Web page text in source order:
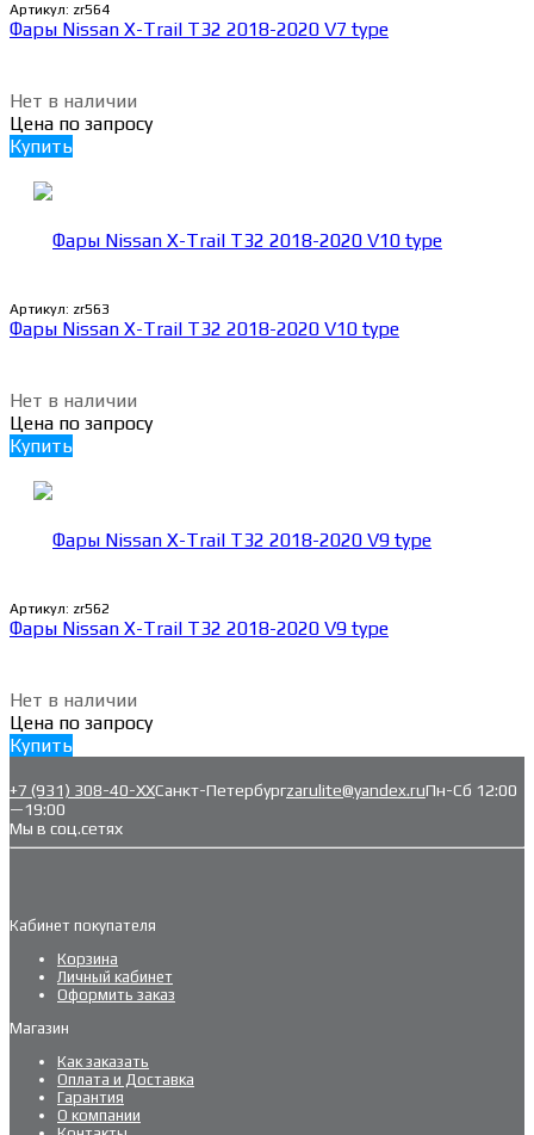
Артикул: zr564
Фары Nissan X-Trail T32 2018-2020 V7 type
Нет в наличии
Цена по запросу
Купить
Артикул: zr563
Фары Nissan X-Trail T32 2018-2020 V10 type
Нет в наличии
Цена по запросу
Купить
Артикул: zr562
Фары Nissan X-Trail T32 2018-2020 V9 type
Нет в наличии
Цена по запросу
Купить
+7 (931) 308-40-ХХСанкт-Петербургzarulite@yandex.ruПн-Сб 12:00
—19:00
Мы в соц.сетях
Кабинет покупателя
Корзина
Личный кабинет
Оформить заказ
Магазин
Как заказать
Оплата и Доставка
Гарантия
О компании